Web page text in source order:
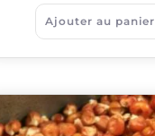
Ajouter au panier